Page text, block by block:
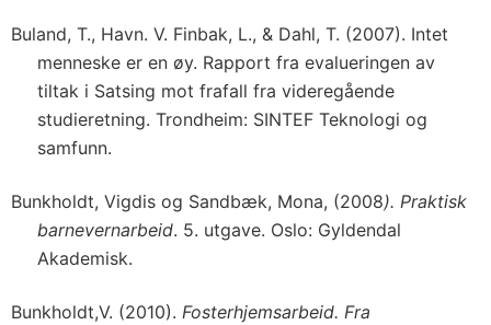
Buland, T., Havn. V. Finbak, L., & Dahl, T. (2007). Intet
menneske er en øy. Rapport fra evalueringen av
tiltak i Satsing mot frafall fra videregående
studieretning. Trondheim: SINTEF Teknologi og
samfunn.
Bunkholdt, Vigdis og Sandbæk, Mona, (2008). Praktisk
barnevernarbeid. 5. utgave. Oslo: Gyldendal
Akademisk.
Bunkholdt,V. (2010). Fosterhjemsarbeid. Fra